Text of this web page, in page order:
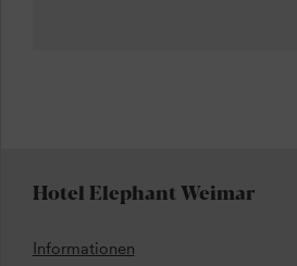
Hotel Elephant Weimar
Informationen